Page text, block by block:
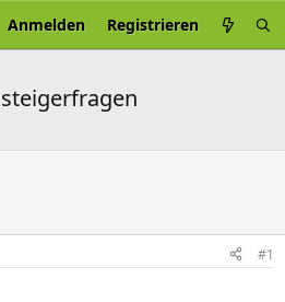
Anmelden Registrieren
#1